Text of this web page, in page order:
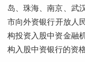
岛、珠海、南京、武
市向外资银行开放人
构投资入股中资金融
构入股中资银行的资